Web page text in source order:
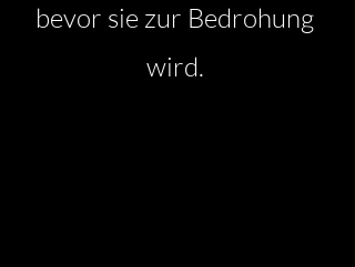
bevor sie zur Bedrohung
wird.